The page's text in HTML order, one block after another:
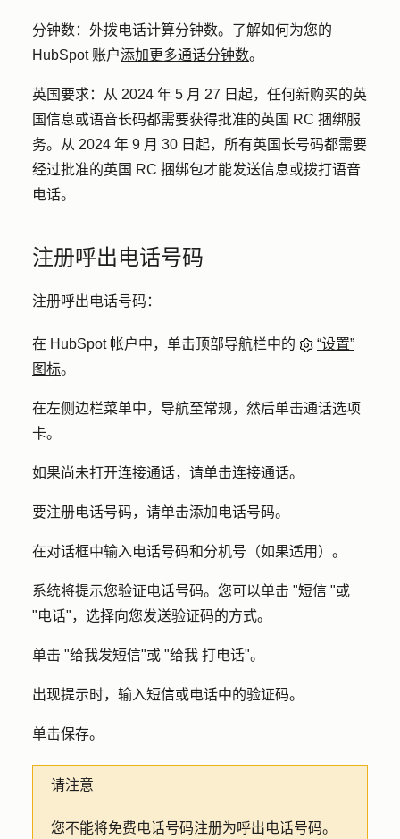
分钟数： 外拨电话计算分钟数。了解如何为您的
HubSpot 账户添加更多通话分钟数。
英国要求：
从 2024 年 5 月 27 日起，任何新购买的英
国信息或语音长码都需要获得批准的英国 RC 捆绑服
务。从 2024 年 9 月 30 日起，所有英国长号码都需要
经过批准的英国 RC 捆绑包才能发送信息或拨打语音
电话。
注册呼出电话号码
注册呼出电话号码：
在 HubSpot 帐户中，单击顶部导航栏中的
“设置”
图标。
在左侧边栏菜单中，导航至常规，然后单击通话选项
卡。
如果尚未打开连接通话，请单击连接通话。
要注册电话号码，请单击添加电话号码。
在对话框中输入 电话号码和分机号 （如果适用）。
系统将提示您验证电话号码。您可以单击 "短信 "或
"电话"，选择向您发送验证码的方式。
单击 "给我发短信"或 "给我 打电话"。
出现提示时，输入短信或电话中的验证码。
单击保存。
请注意
您不能将免费电话号码注册为呼出电话号码。